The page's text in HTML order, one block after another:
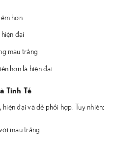
hơn
đại
màu trắng
hơn là hiện đại
Tinh Tế
đại và dễ phối hợp. Tuy nhiên:
màu trắng